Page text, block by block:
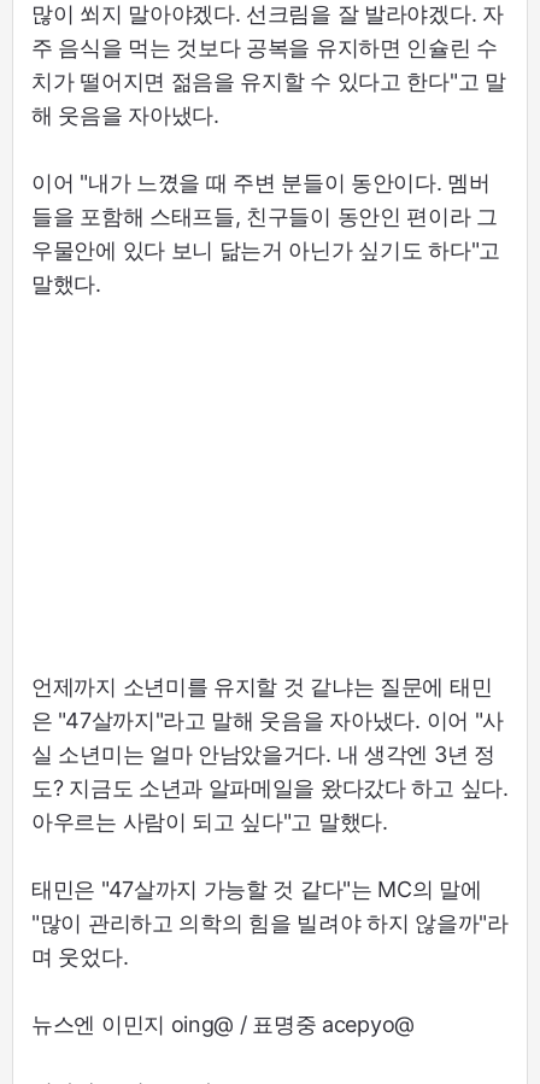
많이 쐬지 말아야겠다. 선크림을 잘 발라야겠다. 자
주 음식을 먹는 것보다 공복을 유지하면 인슐린 수
치가 떨어지면 젊음을 유지할 수 있다고 한다"고 말
해 웃음을 자아냈다.
이어 "내가 느꼈을 때 주변 분들이 동안이다. 멤버
들을 포함해 스태프들, 친구들이 동안인 편이라 그
우물안에 있다 보니 닮는거 아닌가 싶기도 하다"고
말했다.
언제까지 소년미를 유지할 것 같냐는 질문에 태민
은 "47살까지"라고 말해 웃음을 자아냈다. 이어 "사
실 소년미는 얼마 안남았을거다. 내 생각엔 3년 정
도? 지금도 소년과 알파메일을 왔다갔다 하고 싶다.
아우르는 사람이 되고 싶다"고 말했다.
태민은 "47살까지 가능할 것 같다"는 MC의 말에
"많이 관리하고 의학의 힘을 빌려야 하지 않을까"라
며 웃었다.
뉴스엔 이민지 oing@ / 표명중 acepyo@